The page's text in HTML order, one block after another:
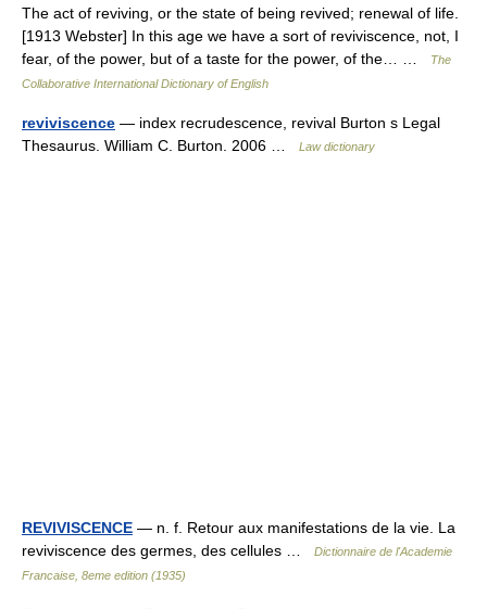
The act of reviving, or the state of being revived; renewal of life.
[1913 Webster] In this age we have a sort of reviviscence, not, I
fear, of the power, but of a taste for the power, of the… …
The
Collaborative International Dictionary of English
reviviscence — index recrudescence, revival Burton s Legal
Thesaurus. William C. Burton. 2006 …
Law dictionary
REVIVISCENCE — n. f. Retour aux manifestations de la vie. La
reviviscence des germes, des cellules …
Dictionnaire de l'Academie
Francaise, 8eme edition (1935)